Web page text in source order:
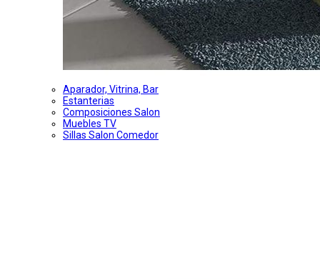
Aparador, Vitrina, Bar
Estanterias
Composiciones Salon
Muebles TV
Sillas Salon Comedor